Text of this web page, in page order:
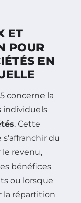
ET
POUR
EN
concerne la
individuels
. Cette
du
le revenu,
bénéfices
ou lorsque
la répartition